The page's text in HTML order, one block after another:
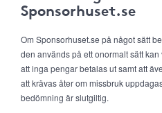
Sponsorhuset.se
Om Sponsorhuset.se på något sätt
den används på ett onormalt sätt
att inga pengar betalas ut samt att
att krävas åter om missbruk
bedömning är slutgiltig.